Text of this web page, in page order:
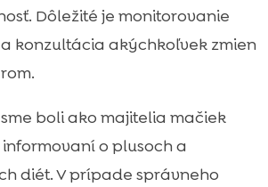
Dôležité je monitorovanie
konzultácia akýchkoľvek zmien
boli ako majitelia mačiek
o plusoch a
diét. V prípade správneho